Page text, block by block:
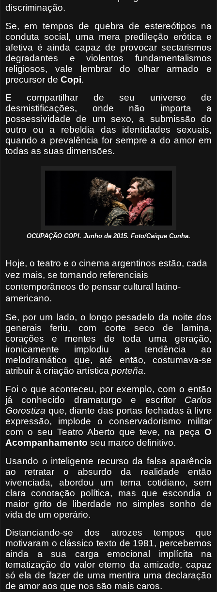
discriminação.
Se, em tempos de quebra de estereótipos na
conduta social, uma mera predileção erótica e
afetiva é ainda capaz de provocar sectarismos
degradantes e violentos fundamentalismos
religiosos, vale lembrar do olhar armado e
precursor de Copi.
E compartilhar de seu universo de
desmistificações, onde não importa a
possessividade de um sexo, a submissão do
outro ou a rebeldia das identidades sexuais,
quando a prevalência for sempre a do amor em
todas as suas dimensões.
OCUPAÇÃO COPI. Junho de 2015. Foto/Caíque Cunha.
Hoje, o teatro e o cinema argentinos estão, cada
vez mais, se tornando referenciais
contemporâneos do pensar cultural latino-
americano.
Se, por um lado, o longo pesadelo da noite dos
generais feriu, com corte seco de lamina,
corações e mentes de toda uma geração,
ironicamente implodiu a tendência ao
melodramático que, até então, costumava-se
atribuir à criação artística porteña.
Foi o que aconteceu, por exemplo, com o então
já conhecido dramaturgo e escritor Carlos
Gorostiza que, diante das portas fechadas à livre
expressão, implode o conservadorismo militar
com o seu Teatro Aberto que teve, na peça O
Acompanhamento seu marco definitivo.
Usando o inteligente recurso da falsa aparência
ao retratar o absurdo da realidade então
vivenciada, abordou um tema cotidiano, sem
clara conotação política, mas que escondia o
maior grito de liberdade no simples sonho de
vida de um operário.
Distanciando-se dos atrozes tempos que
motivaram o clássico texto de 1981, percebemos
ainda a sua carga emocional implícita na
tematização do valor eterno da amizade, capaz
só ela de fazer de uma mentira uma declaração
de amor aos que nos são mais caros.